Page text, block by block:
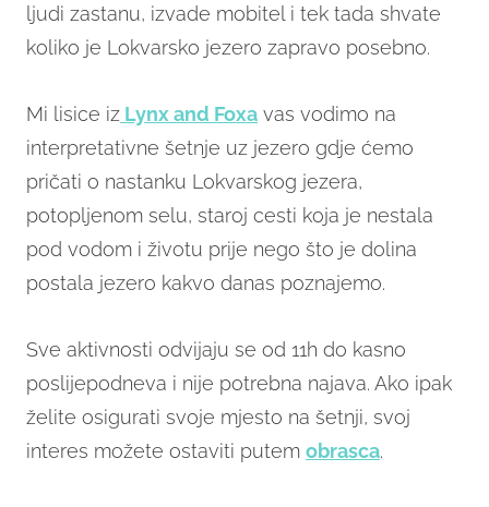
ljudi zastanu, izvade mobitel i tek tada shvate
koliko je Lokvarsko jezero zapravo posebno.
Mi lisice iz Lynx and Foxa vas vodimo na
interpretativne šetnje uz jezero gdje ćemo
pričati o nastanku Lokvarskog jezera,
potopljenom selu, staroj cesti koja je nestala
pod vodom i životu prije nego što je dolina
postala jezero kakvo danas poznajemo.
Sve aktivnosti odvijaju se od 11h do kasno
poslijepodneva i nije potrebna najava. Ako ipak
želite osigurati svoje mjesto na šetnji, svoj
interes možete ostaviti putem obrasca.